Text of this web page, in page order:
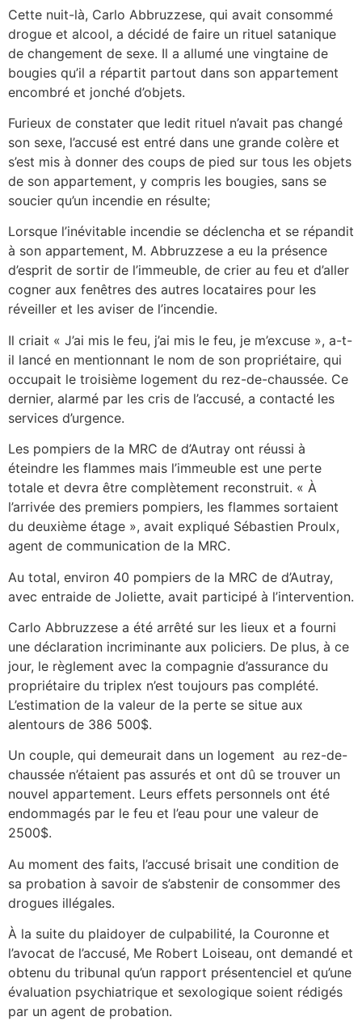
Cette nuit-là, Carlo Abbruzzese, qui avait consommé
drogue et alcool, a décidé de faire un rituel satanique
de changement de sexe. Il a allumé une vingtaine de
bougies qu’il a répartit partout dans son appartement
encombré et jonché d’objets.
Furieux de constater que ledit rituel n’avait pas changé
son sexe, l’accusé est entré dans une grande colère et
s’est mis à donner des coups de pied sur tous les objets
de son appartement, y compris les bougies, sans se
soucier qu’un incendie en résulte;
Lorsque l’inévitable incendie se déclencha et se répandit
à son appartement, M. Abbruzzese a eu la présence
d’esprit de sortir de l’immeuble, de crier au feu et d’aller
cogner aux fenêtres des autres locataires pour les
réveiller et les aviser de l’incendie.
Il criait « J’ai mis le feu, j’ai mis le feu, je m’excuse », a-t-
il lancé en mentionnant le nom de son propriétaire, qui
occupait le troisième logement du rez-de-chaussée. Ce
dernier, alarmé par les cris de l’accusé, a contacté les
services d’urgence.
Les pompiers de la MRC de d’Autray ont réussi à
éteindre les flammes mais l’immeuble est une perte
totale et devra être complètement reconstruit. « À
l’arrivée des premiers pompiers, les flammes sortaient
du deuxième étage », avait expliqué Sébastien Proulx,
agent de communication de la MRC.
Au total, environ 40 pompiers de la MRC de d’Autray,
avec entraide de Joliette, avait participé à l’intervention.
Carlo Abbruzzese a été arrêté sur les lieux et a fourni
une déclaration incriminante aux policiers. De plus, à ce
jour, le règlement avec la compagnie d’assurance du
propriétaire du triplex n’est toujours pas complété.
L’estimation de la valeur de la perte se situe aux
alentours de 386 500$.
Un couple, qui demeurait dans un logement au rez-de-
chaussée n’étaient pas assurés et ont dû se trouver un
nouvel appartement. Leurs effets personnels ont été
endommagés par le feu et l’eau pour une valeur de
2500$.
Au moment des faits, l’accusé brisait une condition de
sa probation à savoir de s’abstenir de consommer des
drogues illégales.
À la suite du plaidoyer de culpabilité, la Couronne et
l’avocat de l’accusé, Me Robert Loiseau, ont demandé et
obtenu du tribunal qu’un rapport présentenciel et qu’une
évaluation psychiatrique et sexologique soient rédigés
par un agent de probation.